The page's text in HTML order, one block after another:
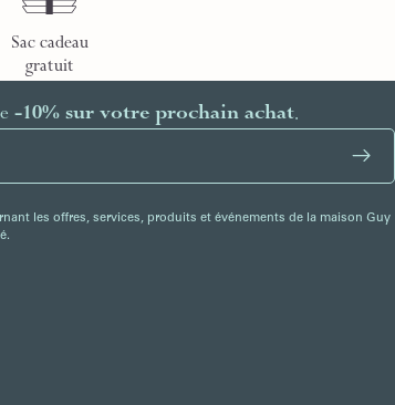
Sac cadeau
gratuit
-10% sur votre prochain achat.
les offres, services, produits et événements de la maison Guy